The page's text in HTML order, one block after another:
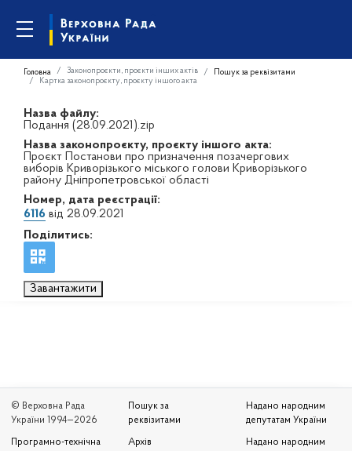
Головна Законопроєкти, проєкти інших актів
Пошук за реквізитами
Картка законопроєкту, проєкту іншого акта
Назва файлу:
Подання (28.09.2021).zip
Назва законопроєкту, проєкту іншого акта:
Проєкт Постанови про призначення позачергових
виборів Криворізького міського голови Криворізького
району Дніпропетровської області
Номер, дата реєстрації:
6116 від 28.09.2021
Поділитись:
Завантажити
© Верховна Рада
України 1994—2026
Програмно-технічна
Пошук за
реквізитами
Архів
Надано народним
депутатам України
Надано народним